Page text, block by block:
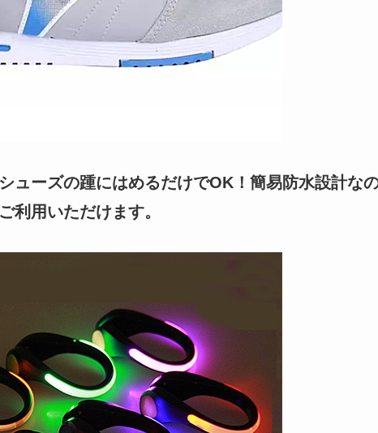
ューズの踵にはめるだけでOK！簡易防水設計な
利用いただけます。